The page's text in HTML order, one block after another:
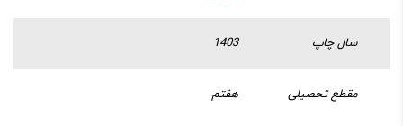
سال چاپ 1403
مقطع تحصیلی هفتم